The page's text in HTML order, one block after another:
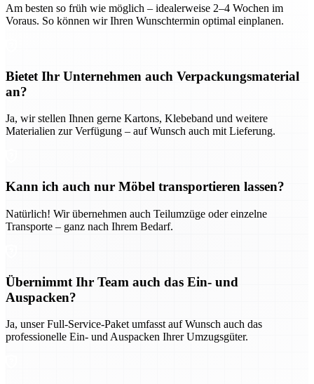
Am besten so früh wie möglich – idealerweise 2–4 Wochen im
Voraus. So können wir Ihren Wunschtermin optimal einplanen.
Bietet Ihr Unternehmen auch Verpackungsmaterial
an?
Ja, wir stellen Ihnen gerne Kartons, Klebeband und weitere
Materialien zur Verfügung – auf Wunsch auch mit Lieferung.
Kann ich auch nur Möbel transportieren lassen?
Natürlich! Wir übernehmen auch Teilumzüge oder einzelne
Transporte – ganz nach Ihrem Bedarf.
Übernimmt Ihr Team auch das Ein- und
Auspacken?
Ja, unser Full-Service-Paket umfasst auf Wunsch auch das
professionelle Ein- und Auspacken Ihrer Umzugsgüter.